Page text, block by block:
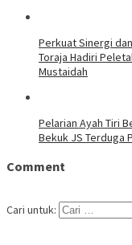
Perkuat Sinergi
Toraja Hadiri
Mustaidah
Pelarian Ayah Tiri
Bekuk JS Terduga
Comment
Cari untuk: